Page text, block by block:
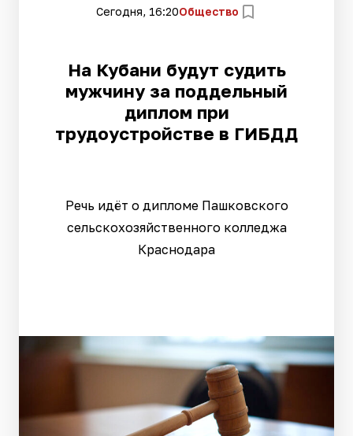
Сегодня, 16:20Общество
На Кубани будут судить
мужчину за поддельный
диплом при
трудоустройстве в ГИБДД
Речь идёт о дипломе Пашковского
сельскохозяйственного колледжа
Краснодара